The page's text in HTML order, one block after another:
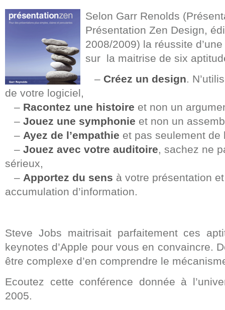
Selon Garr Renolds
Présentation Zen Design,
2008/2009) la réussite
sur la maitrise de six
– Créez un design.
de votre logiciel,
– Racontez une histoire et non un
– Jouez une symphonie et non un
– Ayez de l’empathie et pas seulement de
– Jouez avec votre auditoire, sachez ne
sérieux,
– Apportez du sens à votre présentation
accumulation d’information.
Steve Jobs maitrisait parfaitement ces
keynotes d’Apple pour vous en convaincre.
être complexe d’en comprendre le
Ecoutez cette conférence donnée à
2005.